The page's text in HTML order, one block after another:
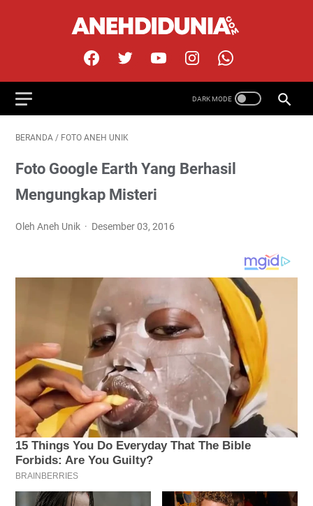
BERANDA / FOTO ANEH UNIK
Foto Google Earth Yang Berhasil
Mengungkap Misteri
Oleh Aneh Unik Desember 03, 2016